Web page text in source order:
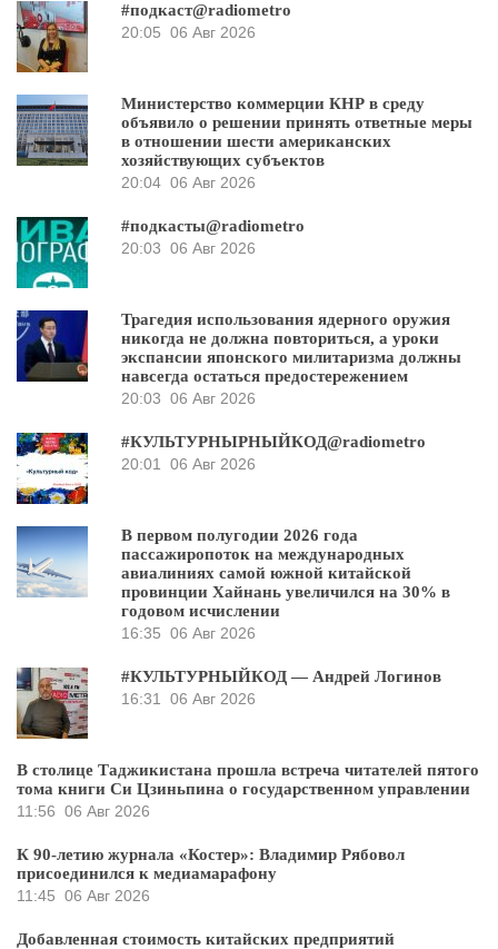
#подкаст@radiometro
20:05 06 Авг 2026
Министерство коммерции КНР в среду
объявило о решении принять ответные меры
в отношении шести американских
хозяйствующих субъектов
20:04 06 Авг 2026
#подкасты@radiometro
20:03 06 Авг 2026
Трагедия использования ядерного оружия
никогда не должна повториться, а уроки
экспансии японского милитаризма должны
навсегда остаться предостережением
20:03 06 Авг 2026
#КУЛЬТУРНЫРНЫЙКОД@radiometro
20:01
06 Авг 2026
В первом полугодии 2026 года
пассажиропоток на международных
авиалиниях самой южной китайской
провинции Хайнань увеличился на 30% в
годовом исчислении
16:35 06 Авг 2026
#КУЛЬТУРНЫЙКОД — Андрей Логинов
16:31
06 Авг 2026
В столице Таджикистана прошла встреча читателей пятого
тома книги Си Цзиньпина о государственном управлении
11:56 06 Авг 2026
К 90-летию журнала «Костер»: Владимир Рябовол
присоединился к медиамарафону
11:45 06 Авг 2026
Добавленная стоимость китайских предприятий